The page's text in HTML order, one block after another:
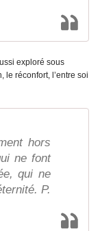
exploré sous
le réconfort, l’entre soi
hors
ne font
qui ne
P.